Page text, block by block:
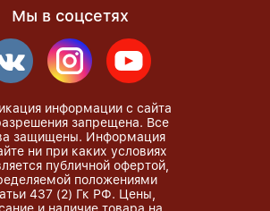
Мы в соцсетях
информации с сайта
запрещена. Все
защищены. Информация
ни при каких условиях
публичной офертой,
положениями
437 (2) Гк РФ. Цены,